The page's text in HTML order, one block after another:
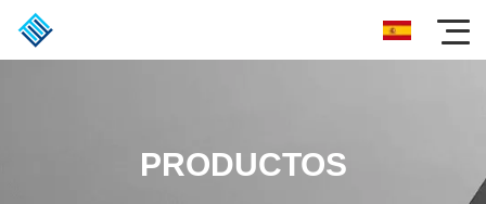
PRODUCTOS